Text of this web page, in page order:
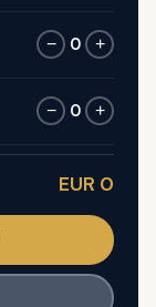
− 0 +
− 0 +
EUR 0